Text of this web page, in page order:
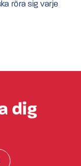
röra sig varje
dig